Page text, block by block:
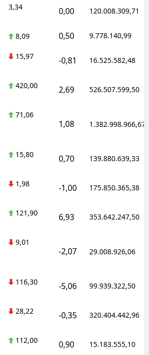
3,34 0,00 120.008.309,71
8,09 0,50 9.778.140,99
15,97 -0,81 16.525.582,48
420,00 2,69 526.507.599,50
71,06
1,08 1.382.998.966,67
15,80 0,70 139.880.639,33
1,98 -1,00 175.850.365,38
121,90 6,93 353.642.247,50
9,01
-2,07 29.008.926,06
116,30 -5,06 99.939.322,50
28,22 -0,35 320.404.442,96
112,00 0,90 15.183.555,10